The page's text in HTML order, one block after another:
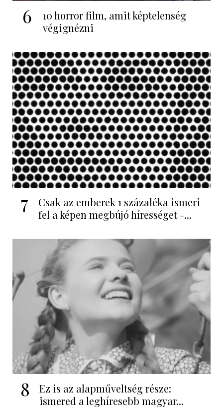
6
10 horror film, amit képtelenség
végignézni
7
Csak az emberek 1 százaléka ismeri
fel a képen megbújó hírességet -...
8
Ez is az alapműveltség része:
ismered a leghíresebb magyar...